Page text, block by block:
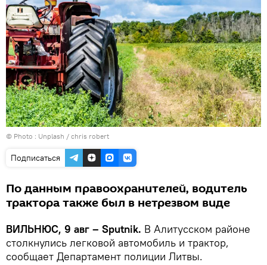
© Photo : Unplash / chris robert
Подписаться
По данным правоохранителей, водитель
трактора также был в нетрезвом виде
ВИЛЬНЮС, 9 авг – Sputnik. В Алитусском районе
столкнулись легковой автомобиль и трактор,
сообщает Департамент полиции Литвы.